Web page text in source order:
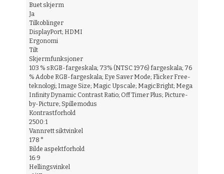
Buet skjerm
Ja
Tilkoblinger
DisplayPort; HDMI
Ergonomi
Tilt
Skjermfunksjoner
103 % sRGB-fargeskala; 73% (NTSC 1976) fargeskala; 76
% Adobe RGB-fargeskala; Eye Saver Mode; Flicker Free-
teknologi; Image Size; Magic Upscale; MagicBright; Mega
Infinity Dynamic Contrast Ratio; Off Timer Plus; Picture-
by-Picture; Spillemodus
Kontrastforhold
2500:1
Vannrett siktvinkel
178 °
Bilde aspektforhold
16:9
Hellingsvinkel